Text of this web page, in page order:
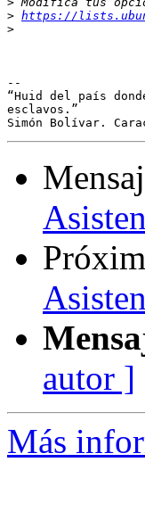
> https://
>
--
“Huid del país
esclavos.”
autor ]
Más